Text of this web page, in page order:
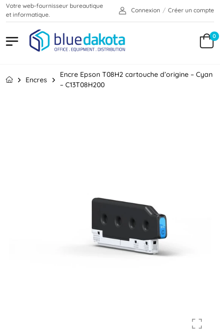
Votre web-fournisseur bureautique
et informatique.
Connexion / Créer un compte
0
Encres
Encre Epson T08H2 cartouche d’origine – Cyan
– C13T08H200